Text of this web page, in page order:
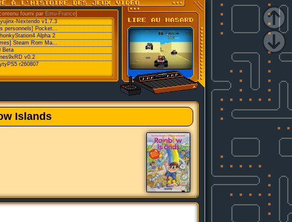
fourni par Emu-France]
Nextendo v1.7.3
personnels] Pocket...
Alpha 2
Steam Rom Ma...
Beta
v0.2
r260807
Islands